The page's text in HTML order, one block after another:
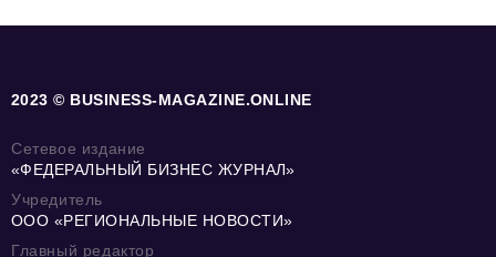
2023 © BUSINESS-MAGAZINE.ONLINE
Сетевое издание
«ФЕДЕРАЛЬНЫЙ БИЗНЕС ЖУРНАЛ»
Учредитель
ООО «РЕГИОНАЛЬНЫЕ НОВОСТИ»
Главный редактор